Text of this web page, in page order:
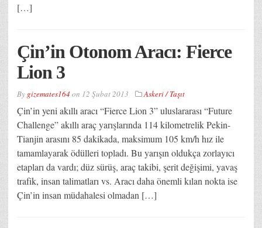
[…]
Çin’in Otonom Aracı: Fierce
Lion 3
By gizemates164 on 12 Şubat 2013 Askeri / Taşıt
Çin’in yeni akıllı aracı “Fierce Lion 3” uluslararası “Future
Challenge” akıllı araç yarışlarında 114 kilometrelik Pekin-
Tianjin arasını 85 dakikada, maksimum 105 km/h hız ile
tamamlayarak ödülleri topladı. Bu yarışın oldukça zorlayıcı
etapları da vardı; düz sürüş, araç takibi, şerit değişimi, yavaş
trafik, insan talimatları vs. Aracı daha önemli kılan nokta ise
Çin’in insan müdahalesi olmadan […]